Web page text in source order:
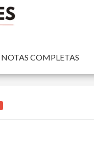
NOTAS COMPLETAS